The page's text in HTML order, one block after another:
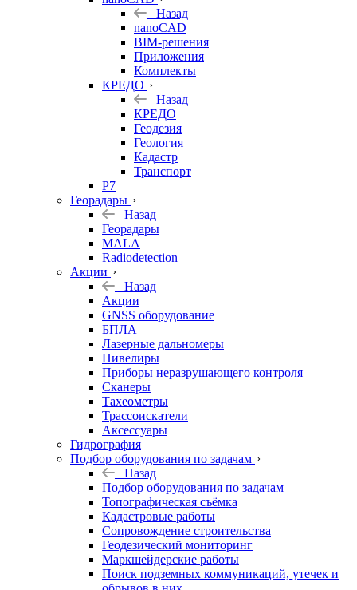
Назад
nanoCAD
BIM-решения
Приложения
Комплекты
КРЕДО
Назад
КРЕДО
Геодезия
Геология
Кадастр
Транспорт
Р7
Георадары
Назад
Георадары
MALA
Radiodetection
Акции
Назад
Акции
GNSS оборудование
БПЛА
Лазерные дальномеры
Нивелиры
Приборы неразрушающего контроля
Сканеры
Тахеометры
Трассоискатели
Аксессуары
Гидрография
Подбор оборудования по задачам
Назад
Подбор оборудования по задачам
Топографическая съёмка
Кадастровые работы
Сопровождение строительства
Геодезический мониторинг
Маркшейдерские работы
Поиск подземных коммуникаций, утечек и